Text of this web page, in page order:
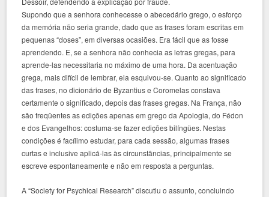
Supondo que a senhora conhecesse o abecedário grego, o esforço
da memória não seria grande, dado que as frases foram escritas em
pequenas “doses”, em diversas ocasiões. Era fácil que as fosse
aprendendo. E, se a senhora não conhecia as letras gregas, para
aprende-las necessitaria no máximo de uma hora. Da acentuação
grega, mais difícil de lembrar, ela esquivou-se. Quanto ao significado
das frases, no dicionário de Byzantius e Coromelas constava
certamente o significado, depois das frases gregas. Na França, não
são freqüentes as edições apenas em grego da Apologia, do Fédon
e dos Evangelhos: costuma-se fazer edições bilíngües. Nestas
condições é facílimo estudar, para cada sessão, algumas frases
curtas e inclusive aplicá-las às circunstâncias, principalmente se
escreve espontaneamente e não em resposta a perguntas.
A “Society for Psychical Research” discutiu o assunto, concluindo